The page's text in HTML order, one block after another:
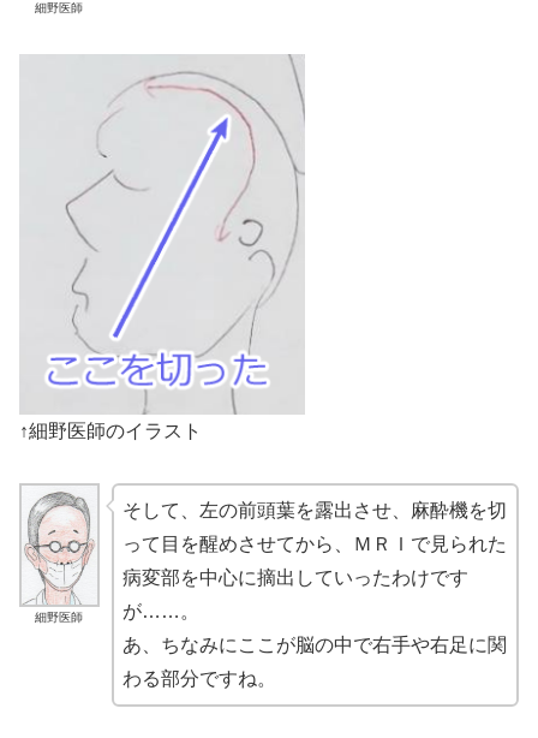
細野医師
↑細野医師のイラスト
細野医師
そして、左の前頭葉を露出させ、麻酔機を切
って目を醒めさせてから、ＭＲＩで見られた
病変部を中心に摘出していったわけです
が……。
あ、ちなみにここが脳の中で右手や右足に関
わる部分ですね。